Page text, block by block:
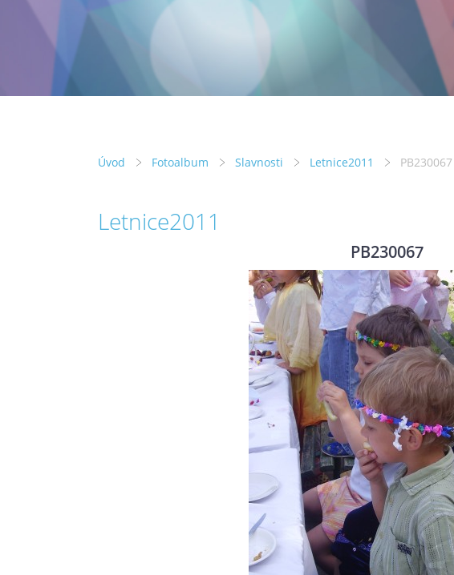
Úvod Fotoalbum Slavnosti Letnice2011 PB230067
Letnice2011
PB230067